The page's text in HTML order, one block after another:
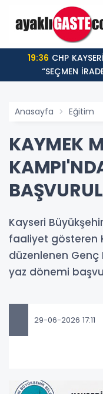
19:36
“SEÇMEN
Anasayfa Eğitim
KAYMEK
Kayseri
faaliyet gösteren
düzenlenen Genç
yaz dönemi
29-06-2026 17:11